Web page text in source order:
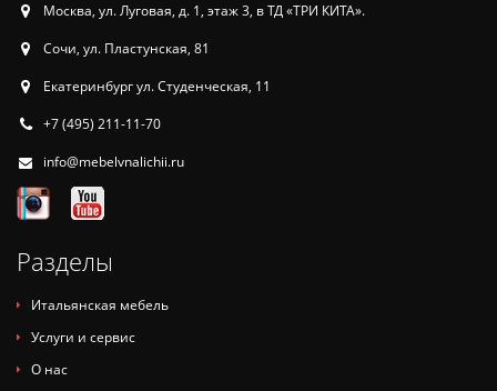
Москва, ул. Луговая, д. 1, этаж 3, в ТД «ТРИ КИТА».
Сочи, ул. Пластунская, 81
Екатеринбург ул. Студенческая, 11
+7 (495) 211-11-70
info@mebelvnalichii.ru
Разделы
Итальянская мебель
Услуги и сервис
О нас